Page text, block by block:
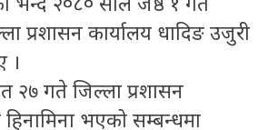
प्रशासन कार्यालय धादिङ उजुरी
।
२७ गते जिल्ला प्रशासन
भएको सम्बन्धमा